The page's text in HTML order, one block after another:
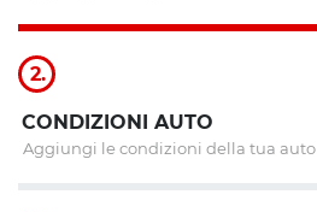
2.
CONDIZIONI AUTO
Aggiungi le condizioni della tua auto